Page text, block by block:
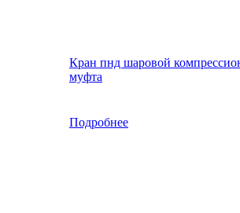
Кран пнд шаровой
муфта
Подробнее